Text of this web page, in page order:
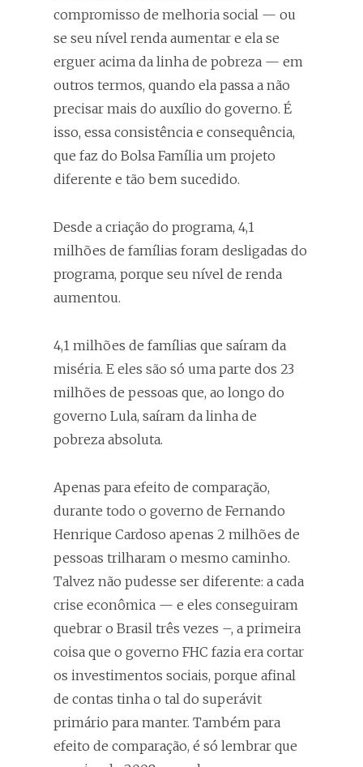
compromisso de melhoria social — ou
se seu nível renda aumentar e ela se
erguer acima da linha de pobreza — em
outros termos, quando ela passa a não
precisar mais do auxílio do governo. É
isso, essa consistência e consequência,
que faz do Bolsa Família um projeto
diferente e tão bem sucedido.
Desde a criação do programa, 4,1
milhões de famílias foram desligadas do
programa, porque seu nível de renda
aumentou.
4,1 milhões de famílias que saíram da
miséria. E eles são só uma parte dos 23
milhões de pessoas que, ao longo do
governo Lula, saíram da linha de
pobreza absoluta.
Apenas para efeito de comparação,
durante todo o governo de Fernando
Henrique Cardoso apenas 2 milhões de
pessoas trilharam o mesmo caminho.
Talvez não pudesse ser diferente: a cada
crise econômica — e eles conseguiram
quebrar o Brasil três vezes –, a primeira
coisa que o governo FHC fazia era cortar
os investimentos sociais, porque afinal
de contas tinha o tal do superávit
primário para manter. Também para
efeito de comparação, é só lembrar que